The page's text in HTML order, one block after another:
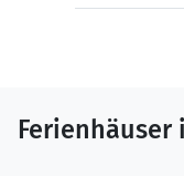
Ferienhäuser